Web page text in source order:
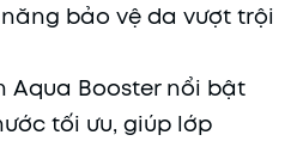
bảo vệ da vượt trội
Aqua Booster nổi bật
tối ưu, giúp lớp